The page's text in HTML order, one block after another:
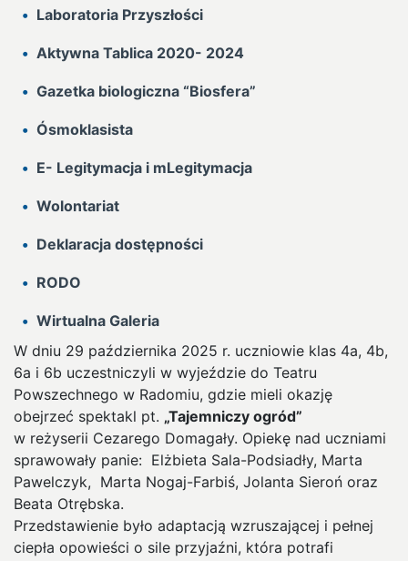
Laboratoria Przyszłości
Aktywna Tablica 2020- 2024
Gazetka biologiczna “Biosfera”
Ósmoklasista
E- Legitymacja i mLegitymacja
Wolontariat
Deklaracja dostępności
RODO
Wirtualna Galeria
W dniu 29 października 2025 r. uczniowie klas 4a, 4b,
6a i 6b uczestniczyli w wyjeździe do Teatru
Powszechnego w Radomiu, gdzie mieli okazję
obejrzeć spektakl pt. „Tajemniczy ogród”
w reżyserii Cezarego Domagały. Opiekę nad uczniami
sprawowały panie: Elżbieta Sala-Podsiadły, Marta
Pawelczyk, Marta Nogaj-Farbiś, Jolanta Sieroń oraz
Beata Otrębska.
Przedstawienie było adaptacją wzruszającej i pełnej
ciepła opowieści o sile przyjaźni, która potrafi